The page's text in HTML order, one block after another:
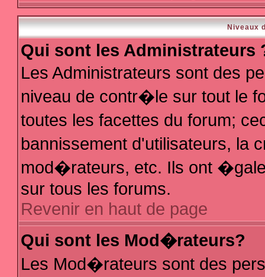
Niveaux
Qui sont les Administrateurs
Les Administrateurs sont des
niveau de contr�le sur tout le
toutes les facettes du forum;
bannissement d'utilisateurs, la
mod�rateurs, etc. Ils ont
sur tous les forums.
Revenir en haut de page
Qui sont les Mod�rateurs?
Les Mod�rateurs sont des